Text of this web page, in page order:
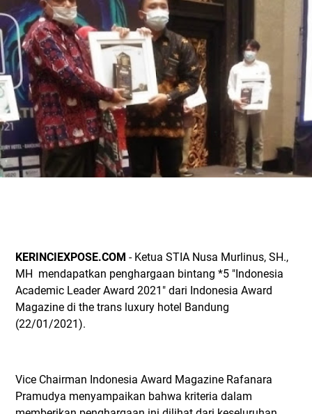
KERINCIEXPOSE.COM - Ketua STIA Nusa Murlinus, SH.,
MH mendapatkan penghargaan bintang *5 "Indonesia
Academic Leader Award 2021" dari Indonesia Award
Magazine di the trans luxury hotel Bandung
(22/01/2021).
Vice Chairman Indonesia Award Magazine Rafanara
Pramudya menyampaikan bahwa kriteria dalam